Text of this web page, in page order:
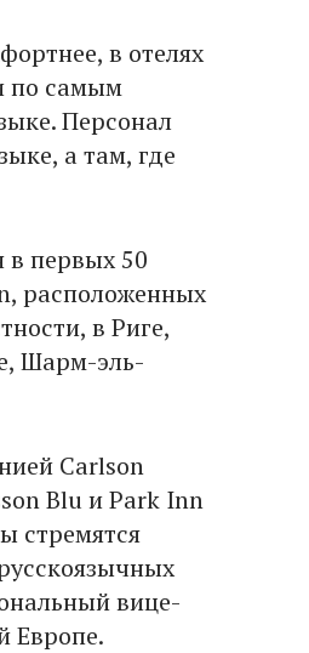
в отелях
по самым
Персонал
а там, где
в первых 50
расположенных
в Риге,
Шарм-эль-
Carlson
Blu и Park Inn
стремятся
вице-
Европе.